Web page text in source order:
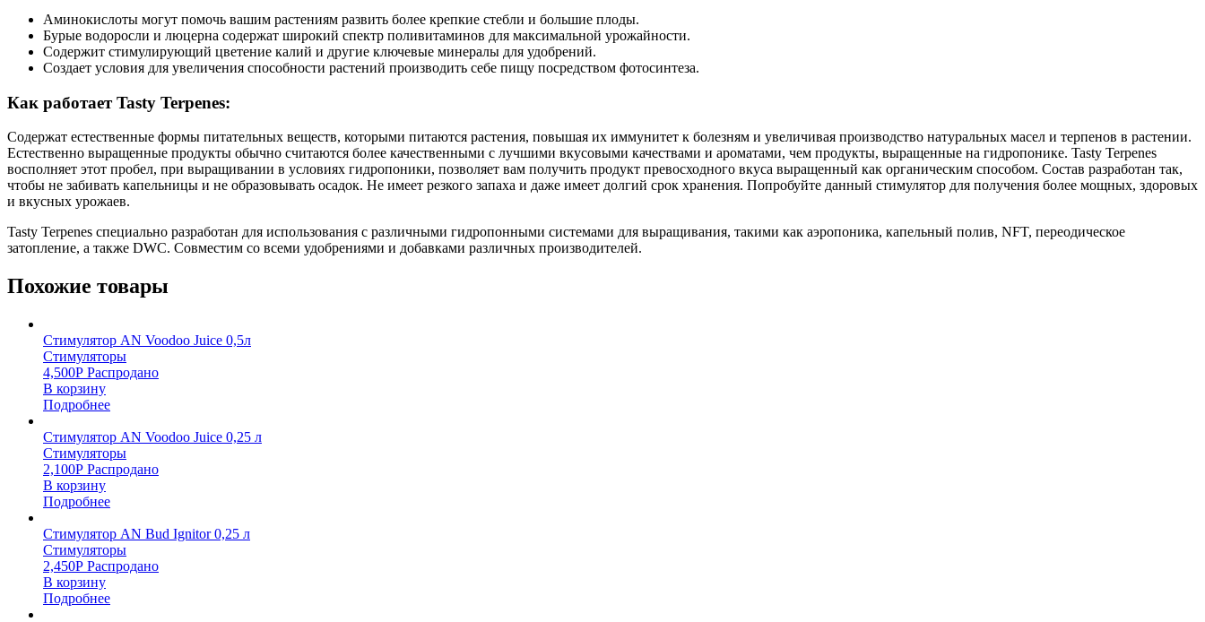
Аминокислоты могут помочь вашим растениям развить более крепкие стебли и большие плоды.
Бурые водоросли и люцерна содержат широкий спектр поливитаминов для максимальной урожайности.
Содержит стимулирующий цветение калий и другие ключевые минералы для удобрений.
Создает условия для увеличения способности растений производить себе пищу посредством фотосинтеза.
Как работает Tasty Terpenes:
Содержат естественные формы питательных веществ, которыми питаются растения, повышая их иммунитет к болезням и увеличивая производство натуральных масел и терпенов в растении.
Естественно выращенные продукты обычно считаются более качественными с лучшими вкусовыми качествами и ароматами, чем продукты, выращенные на гидропонике. Tasty Terpenes
восполняет этот пробел, при выращивании в условиях гидропоники, позволяет вам получить продукт превосходного вкуса выращенный как органическим способом. Состав разработан так,
чтобы не забивать капельницы и не образовывать осадок. Не имеет резкого запаха и даже имеет долгий срок хранения. Попробуйте данный стимулятор для получения более мощных, здоровых
и вкусных урожаев.
Tasty Terpenes специально разработан для использования с различными гидропонными системами для выращивания, такими как аэропоника, капельный полив, NFT, переодическое
затопление, а также DWC. Совместим со всеми удобрениями и добавками различных производителей.
Похожие товары
Стимулятор AN Voodoo Juice 0,5л
Стимуляторы
4,500Р Распродано
В корзину
Подробнее
Стимулятор AN Voodoo Juice 0,25 л
Стимуляторы
2,100Р Распродано
В корзину
Подробнее
Стимулятор AN Bud Ignitor 0,25 л
Стимуляторы
2,450Р Распродано
В корзину
Подробнее